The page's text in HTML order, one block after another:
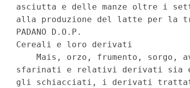
asciutta e delle manze oltre i
alla produzione del latte per la
PADANO D.O.P.
Cereali e loro derivati
Mais, orzo, frumento, sorgo,
sfarinati e relativi derivati sia
gli schiacciati, i derivati trattati